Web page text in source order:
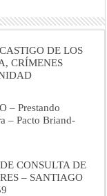
DE LOS
CRÍMENES
– Prestando
– Pacto Briand-
CONSULTA DE
– SANTIAGO